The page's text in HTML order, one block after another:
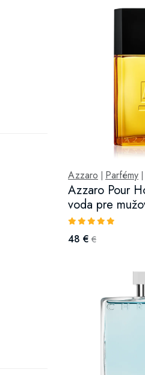
Azzaro Parfémy
Azzaro Pour
voda pre
48 € €